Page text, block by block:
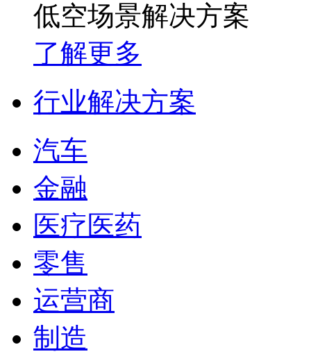
低空场景解决方案
了解更多
行业解决方案
汽车
金融
医疗医药
零售
运营商
制造